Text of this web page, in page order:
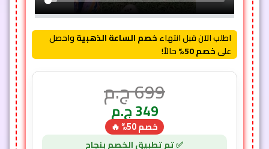
اطلب الآن قبل انتهاءخصم الساعة الذهبيةواحصل
علىخصم 50% حالاً!
699ج.م
349ج.م
خصم 50% 🔥